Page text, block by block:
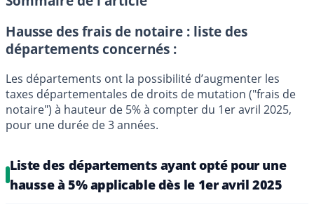
Hausse des frais de notaire : liste des
départements concernés :
Les départements ont la possibilité d’augmenter les
taxes départementales de droits de mutation ("frais de
notaire") à hauteur de 5% à compter du 1er avril 2025,
pour une durée de 3 années.
Liste des départements ayant opté pour une
hausse à 5% applicable dès le 1er avril 2025